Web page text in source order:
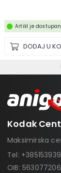
Artikl je dostupan
DODAJ U
Kodak
Maksimirska
Tel:
OIB: